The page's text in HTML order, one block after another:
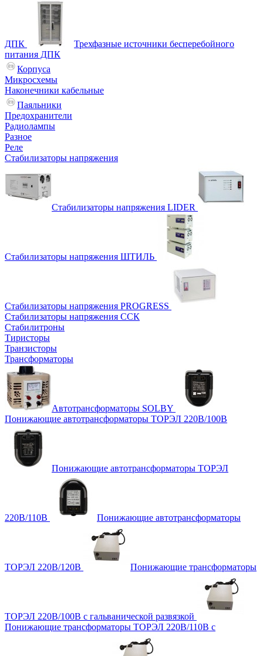
ДПК
Трехфазные источники бесперебойного
питания ДПК
Корпуса
Микросхемы
Наконечники кабельные
Паяльники
Предохранители
Радиолампы
Разное
Реле
Стабилизаторы напряжения
Стабилизаторы напряжения LIDER
Стабилизаторы напряжения ШТИЛЬ
Стабилизаторы напряжения PROGRESS
Стабилизаторы напряжения ССК
Стабилитроны
Тиристоры
Транзисторы
Трансформаторы
Автотрансформаторы SOLBY
Понижающие автотрансформаторы ТОРЭЛ 220В/100В
Понижающие автотрансформаторы ТОРЭЛ
220В/110В Понижающие автотрансформаторы
ТОРЭЛ 220В/120В Понижающие трансформаторы
ТОРЭЛ 220В/100В с гальванической развязкой
Понижающие трансформаторы ТОРЭЛ 220В/110В с